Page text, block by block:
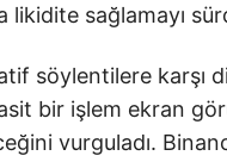
likidite sağlamayı
söylentilere karşı
bir işlem ekran
vurguladı.